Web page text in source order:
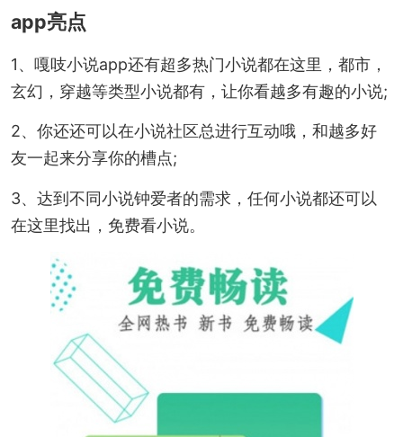
app亮点
1、嘎吱小说app还有超多热门小说都在这里，都市，
玄幻，穿越等类型小说都有，让你看越多有趣的小说;
2、你还还可以在小说社区总进行互动哦，和越多好
友一起来分享你的槽点;
3、达到不同小说钟爱者的需求，任何小说都还可以
在这里找出，免费看小说。